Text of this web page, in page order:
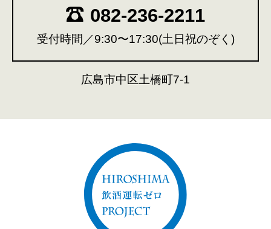
082-236-2211
受付時間／9:30〜17:30(土日祝のぞく)
広島市中区土橋町7-1